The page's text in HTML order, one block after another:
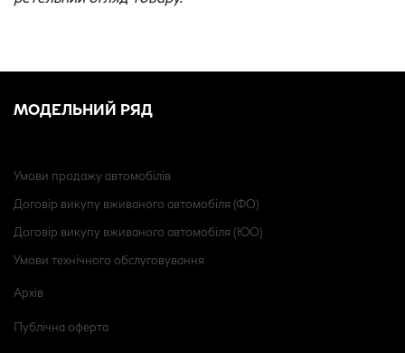
МОДЕЛЬНИЙ РЯД
Умови продажу автомобілів
Договір викупу вживаного автомобіля (ФО)
Договір викупу вживаного автомобіля (ЮО)
Умови технічного обслуговування
Архів
Публічна оферта